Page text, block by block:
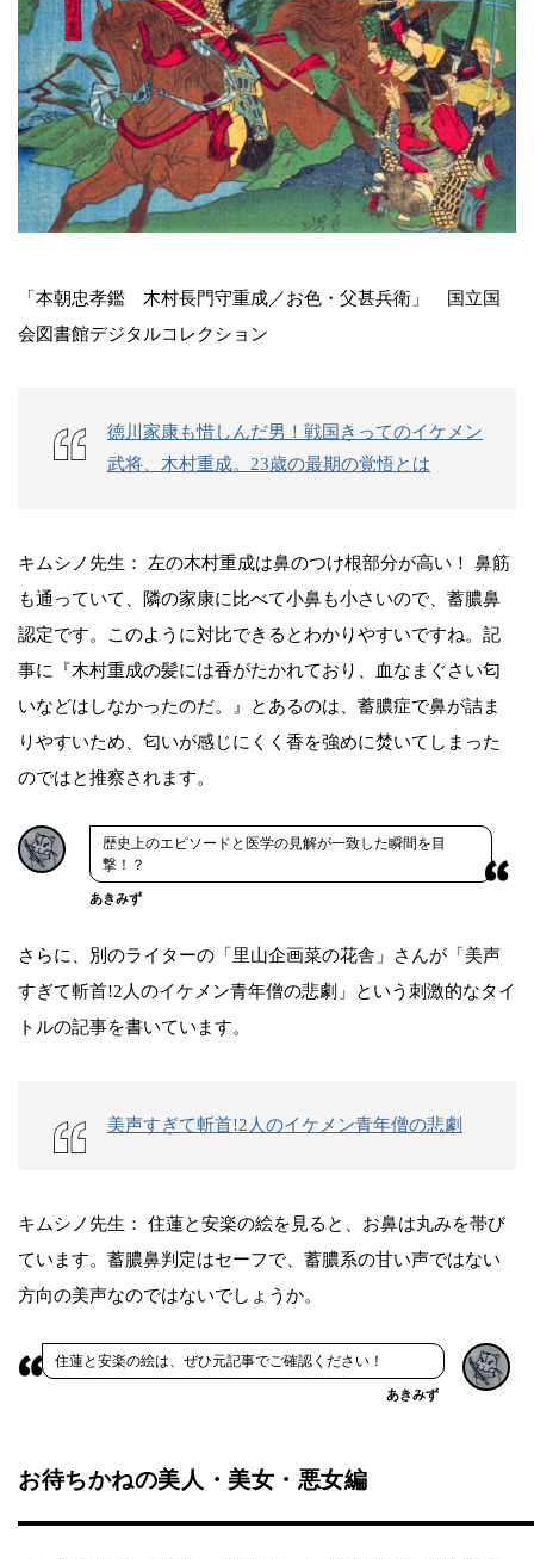
「本朝忠孝鑑 木村長門守重成／お色・父甚兵衛」 国立国
会図書館デジタルコレクション
徳川家康も惜しんだ男！戦国きってのイケメン
武将、木村重成。23歳の最期の覚悟とは
キムシノ先生： 左の木村重成は鼻のつけ根部分が高い！ 鼻筋
も通っていて、隣の家康に比べて小鼻も小さいので、蓄膿鼻
認定です。このように対比できるとわかりやすいですね。記
事に『木村重成の髪には香がたかれており、血なまぐさい匂
いなどはしなかったのだ。』とあるのは、蓄膿症で鼻が詰ま
りやすいため、匂いが感じにくく香を強めに焚いてしまった
のではと推察されます。
歴史上のエピソードと医学の見解が一致した瞬間を目
撃！？
あきみず
さらに、別のライターの「里山企画菜の花舎」さんが「美声
すぎて斬首!2人のイケメン青年僧の悲劇」という刺激的なタイ
トルの記事を書いています。
美声すぎて斬首!2人のイケメン青年僧の悲劇
キムシノ先生： 住蓮と安楽の絵を見ると、お鼻は丸みを帯び
ています。蓄膿鼻判定はセーフで、蓄膿系の甘い声ではない
方向の美声なのではないでしょうか。
住蓮と安楽の絵は、ぜひ元記事でご確認ください！
あきみず
お待ちかねの美人・美女・悪女編